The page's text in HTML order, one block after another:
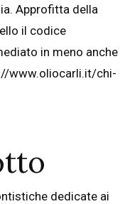
Approfitta della
il codice
in meno anche
www.oliocarli.it/chi-
dedicate ai